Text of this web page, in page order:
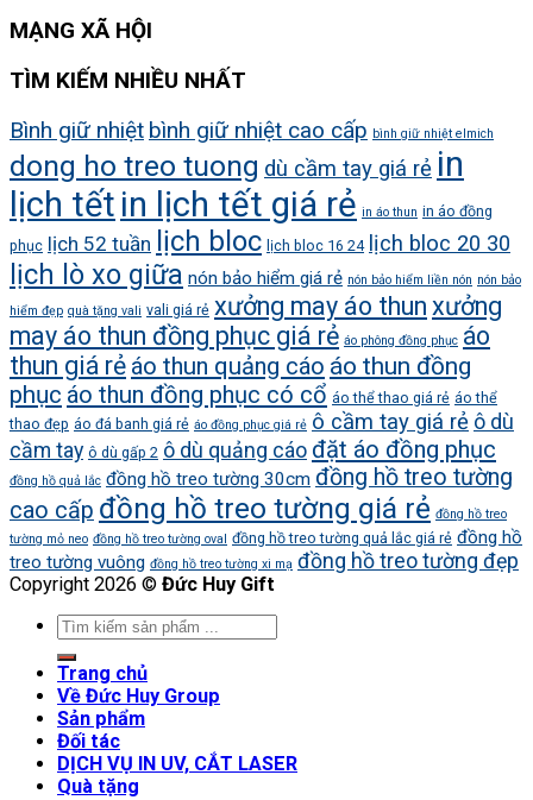
MẠNG XÃ HỘI
TÌM KIẾM NHIỀU NHẤT
Bình giữ nhiệt bình giữ nhiệt cao cấp bình giữ nhiệt elmich
dong ho treo tuong dù cầm tay giá rẻ in
lịch tết in lịch tết giá rẻ in áo thun in áo đồng
phục lịch 52 tuần lịch bloc lịch bloc 16 24 lịch bloc 20 30
lịch lò xo giữa nón bảo hiểm giá rẻ nón bảo hiểm liền nón nón bảo
hiểm đẹp quà tặng vali vali giá rẻ xưởng may áo thun xưởng
may áo thun đồng phục giá rẻ áo phông đồng phục áo
thun giá rẻ áo thun quảng cáo áo thun đồng
phục áo thun đồng phục có cổ áo thể thao giá rẻ áo thể
thao đẹp áo đá banh giá rẻ áo đồng phục giá rẻ ô cầm tay giá rẻ ô dù
cầm tay ô dù gấp 2 ô dù quảng cáo đặt áo đồng phục
đồng hồ quả lắc đồng hồ treo tường 30cm đồng hồ treo tường
cao cấp đồng hồ treo tường giá rẻ đồng hồ treo
tường mỏ neo đồng hồ treo tường oval đồng hồ treo tường quả lắc giá rẻ đồng hồ
treo tường vuông đồng hồ treo tường xi mạ đồng hồ treo tường đẹp
Copyright 2026 © Đức Huy Gift
Trang chủ
Về Đức Huy Group
Sản phẩm
Đối tác
DỊCH VỤ IN UV, CẮT LASER
Quà tặng